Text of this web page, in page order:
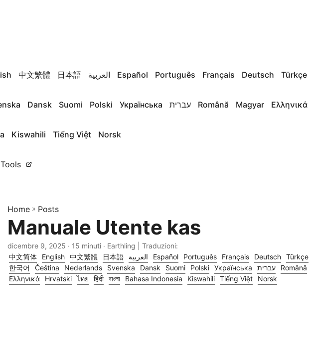
中文繁體 日本語 العربية Español Português Français Deutsch Türkçe
Dansk Suomi Polski Українська עברית Română Magyar Ελληνικά
Kiswahili Tiếng Việt Norsk
Tools
Home » Posts
Manuale Utente kas
dicembre 9, 2025 · 15 minuti · Earthling | Traduzioni:
中文简体
English 中文繁體 日本語 العربية Español Português Français Deutsch Türkçe
한국어
Čeština Nederlands Svenska Dansk Suomi Polski Українська עברית Română
Ελληνικά
Hrvatski ไทย हिंदी বাংলা Bahasa Indonesia Kiswahili Tiếng Việt Norsk